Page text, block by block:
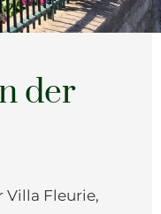
der
Fleurie,